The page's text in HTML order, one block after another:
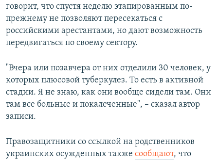
говорит, что спустя неделю этапированным по-
прежнему не позволяют пересекаться с
российскими арестантами, но дают возможность
передвигаться по своему сектору.
"Вчера или позавчера от них отделили 30 человек, у
которых плюсовой туберкулез. То есть в активной
стадии. Я не знаю, как они вообще сидели там. Они
там все больные и покалеченные", – сказал автор
записи.
Правозащитники со ссылкой на родственников
украинских осужденных также сообщают, что